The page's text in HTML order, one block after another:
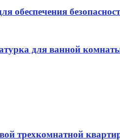
обеспечения
для ванной
трехкомнатной